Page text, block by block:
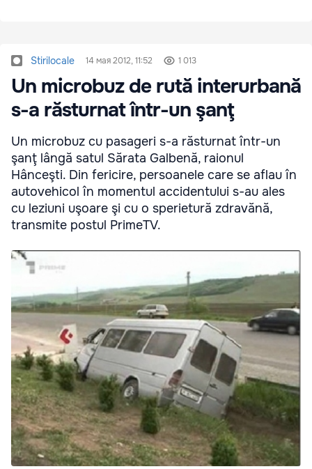
Stirilocale 14 мая 2012, 11:52 1 013
Un microbuz de rută interurbană
s-a răsturnat într-un şanţ
Un microbuz cu pasageri s-a răsturnat într-un
şanţ lângă satul Sărata Galbenă, raionul
Hânceşti. Din fericire, persoanele care se aflau în
autovehicol în momentul accidentului s-au ales
cu leziuni uşoare şi cu o sperietură zdravănă,
transmite postul PrimeTV.